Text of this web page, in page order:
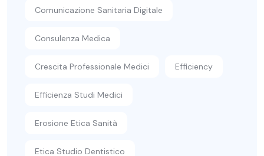
Comunicazione Sanitaria Digitale
Consulenza Medica
Crescita Professionale Medici Efficiency
Efficienza Studi Medici
Erosione Etica Sanità
Etica Studio Dentistico